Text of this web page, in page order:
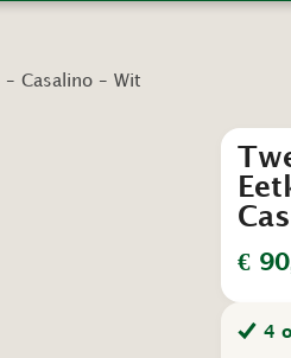
Casalino – Wit
€
4